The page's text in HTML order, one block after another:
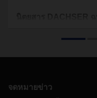
จดหมายข่าว